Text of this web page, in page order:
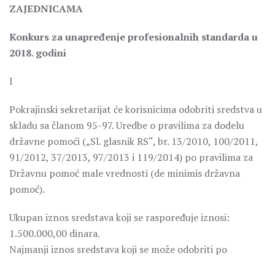
ZAJEDNICAMA
Konkurs za unapređenje profesionalnih standarda u
2018. godini
I
Pokrajinski sekretarijat će korisnicima odobriti sredstva u
skladu sa članom 95-97. Uredbe o pravilima za dodelu
državne pomoći („Sl. glasnik RS“, br. 13/2010, 100/2011,
91/2012, 37/2013, 97/2013 i 119/2014) po pravilima za
Državnu pomoć male vrednosti (de minimis državna
pomoć).
Ukupan iznos sredstava koji se raspoređuje iznosi:
1.500.000,00 dinara.
Najmanji iznos sredstava koji se može odobriti po